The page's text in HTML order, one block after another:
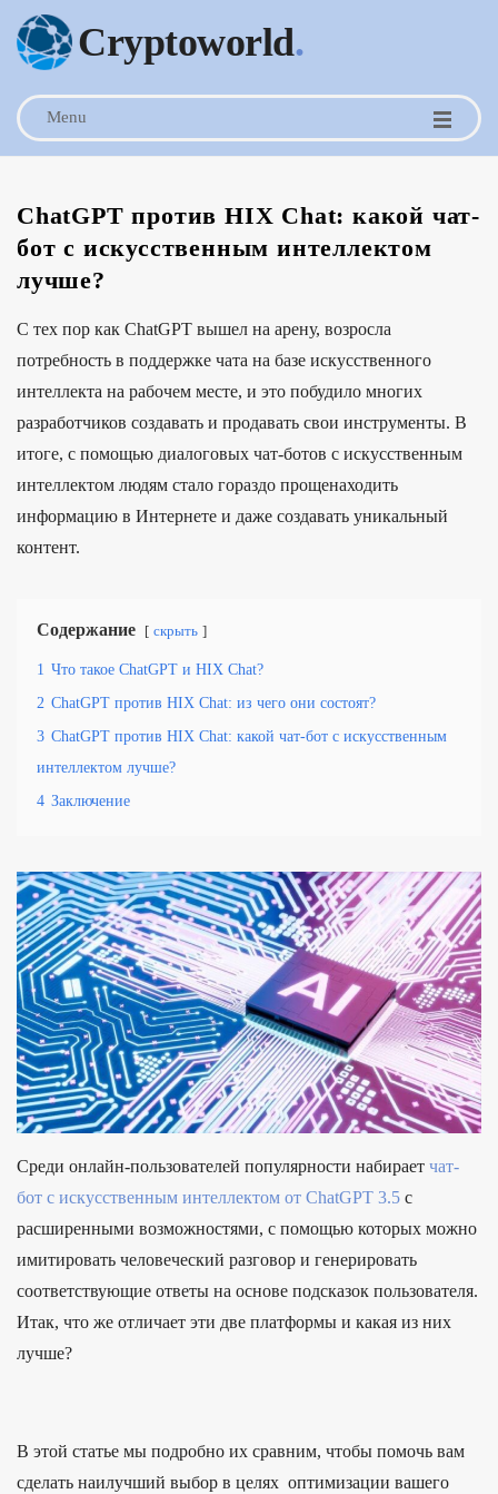
Cryptoworld.
Menu
ChatGPT против HIX Chat: какой чат-
бот с искусственным интеллектом
лучше?
С тех пор как ChatGPT вышел на арену, возросла
потребность в поддержке чата на базе искусственного
интеллекта на рабочем месте, и это побудило многих
разработчиков создавать и продавать свои инструменты. В
итоге, с помощью диалоговых чат-ботов с искусственным
интеллектом людям стало гораздо прощенаходить
информацию в Интернете и даже создавать уникальный
контент.
Содержание скрыть
1 Что такое ChatGPT и HIX Chat?
2 ChatGPT против HIX Chat: из чего они состоят?
3 ChatGPT против HIX Chat: какой чат-бот с искусственным
интеллектом лучше?
4 Заключение
Среди онлайн-пользователей популярности набирает чат-
бот с искусственным интеллектом от ChatGPT 3.5 с
расширенными возможностями, с помощью которых можно
имитировать человеческий разговор и генерировать
соответствующие ответы на основе подсказок пользователя.
Итак, что же отличает эти две платформы и какая из них
лучше?
В этой статье мы подробно их сравним, чтобы помочь вам
сделать наилучший выбор в целях оптимизации вашего